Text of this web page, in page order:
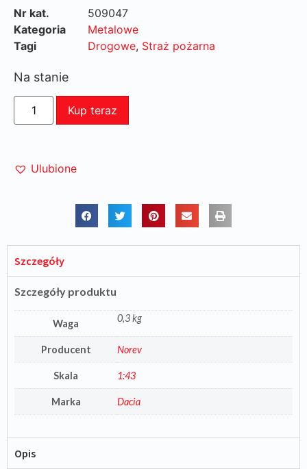
Nr kat.
509047
Kategoria
Metalowe
Tagi
Drogowe, Straż pożarna
Na stanie
Kup teraz
Ulubione
Szczegóły
Szczegóły produktu
Waga 0,3 kg
Producent Norev
Skala 1:43
Marka Dacia
Opis